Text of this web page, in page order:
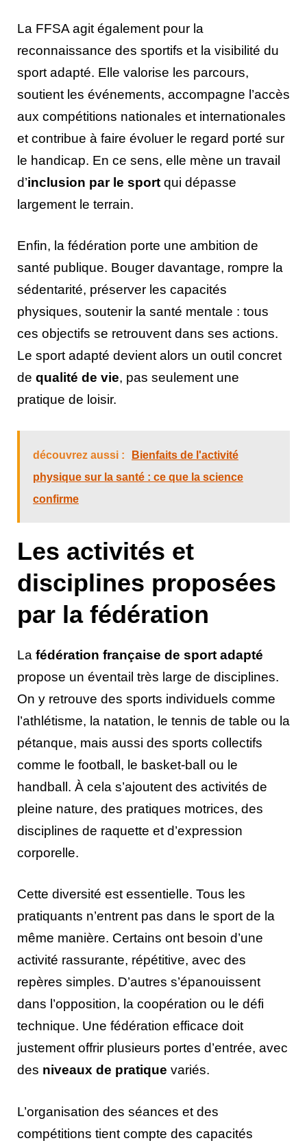
La FFSA agit également pour la
reconnaissance des sportifs et la visibilité du
sport adapté. Elle valorise les parcours,
soutient les événements, accompagne l’accès
aux compétitions nationales et internationales
et contribue à faire évoluer le regard porté sur
le handicap. En ce sens, elle mène un travail
d’inclusion par le sport qui dépasse
largement le terrain.
Enfin, la fédération porte une ambition de
santé publique. Bouger davantage, rompre la
sédentarité, préserver les capacités
physiques, soutenir la santé mentale : tous
ces objectifs se retrouvent dans ses actions.
Le sport adapté devient alors un outil concret
de qualité de vie, pas seulement une
pratique de loisir.
découvrez aussi :
Bienfaits de l'activité
physique sur la santé : ce que la science
confirme
Les activités et
disciplines proposées
par la fédération
La fédération française de sport adapté
propose un éventail très large de disciplines.
On y retrouve des sports individuels comme
l’athlétisme, la natation, le tennis de table ou la
pétanque, mais aussi des sports collectifs
comme le football, le basket-ball ou le
handball. À cela s’ajoutent des activités de
pleine nature, des pratiques motrices, des
disciplines de raquette et d’expression
corporelle.
Cette diversité est essentielle. Tous les
pratiquants n’entrent pas dans le sport de la
même manière. Certains ont besoin d’une
activité rassurante, répétitive, avec des
repères simples. D’autres s’épanouissent
dans l’opposition, la coopération ou le défi
technique. Une fédération efficace doit
justement offrir plusieurs portes d’entrée, avec
des niveaux de pratique variés.
L’organisation des séances et des
compétitions tient compte des capacités